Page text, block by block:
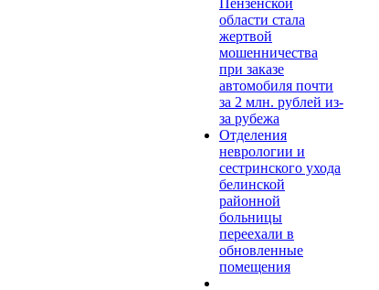
области стала
жертвой
мошенничества
при заказе
автомобиля почти
за 2 млн. рублей из-
за рубежа
Отделения
неврологии и
сестринского ухода
белинской
районной
больницы
переехали в
обновленные
помещения